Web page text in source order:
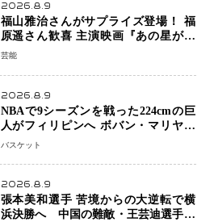
2026.8.9
福山雅治さんがサプライズ登場！ 福
原遥さん歓喜 主演映画『あの星が降
る丘で、君とまた出会いたい。』舞台
芸能
2026.8.9
NBAで9シーズンを戦った224cmの巨
人がフィリピンへ ボバン・マリヤノ
ビッチ ジョーンズカップで新たな挑
バスケット
2026.8.9
張本美和選手 苦境からの大逆転で横
浜決勝へ 中国の難敵・王芸迪選手を